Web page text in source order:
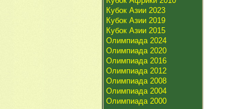
Кубок Азии 2023
Кубок Азии 2019
Кубок Азии 2015
Олимпиада 2024
Олимпиада 2020
Олимпиада 2016
Олимпиада 2012
Олимпиада 2008
Олимпиада 2004
Олимпиада 2000